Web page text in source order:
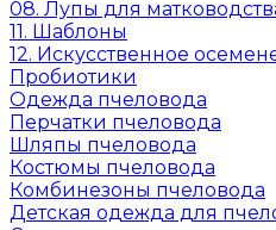
08. Лупы для
11. Шаблоны
12. Искусственное
Пробиотики
Одежда пчеловода
Перчатки пчеловода
Шляпы пчеловода
Костюмы пчеловода
Комбинезоны пчеловода
Детская одежда для